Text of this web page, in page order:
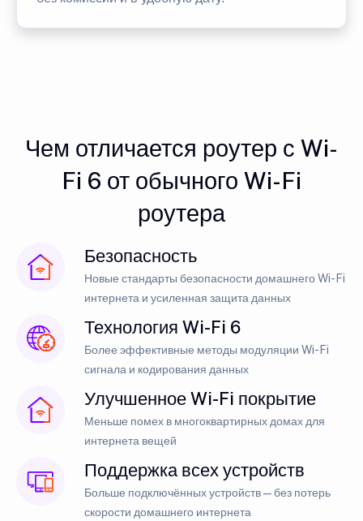
Чем отличается роутер с Wi-
Fi 6 от обычного Wi-Fi
роутера
Безопасность
Новые стандарты безопасности домашнего Wi-Fi
интернета и усиленная защита данных
Технология Wi-Fi 6
Более эффективные методы модуляции Wi-Fi
сигнала и кодирования данных
Улучшенное Wi-Fi покрытие
Меньше помех в многоквартирных домах для
интернета вещей
Поддержка всех устройств
Больше подключённых устройств — без потерь
скорости домашнего интернета